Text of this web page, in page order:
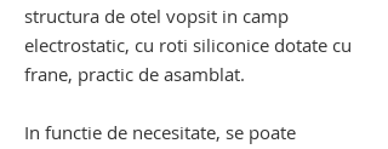
structura de otel vopsit in camp
electrostatic, cu roti siliconice dotate cu
frane, practic de asamblat.
In functie de necesitate, se poate